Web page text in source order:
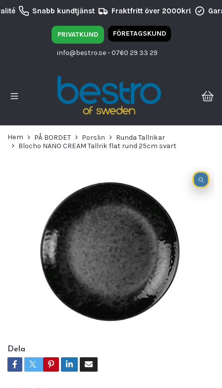
Snabb kundtjänst Fraktfritt över 2000kr!
PRIVATKUND FÖRETAGSKUND
info@bestro.se- 0760 29 33 29
Hem PÅ BORDET Porslin
Runda Tallrikar
Blocho NANO CREAM Tallrik flat rund 25cm svart
Dela